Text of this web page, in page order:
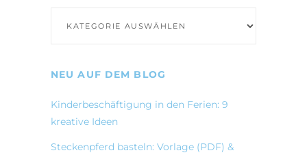
NEU AUF DEM BLOG
Kinderbeschäftigung in den Ferien: 9
kreative Ideen
Steckenpferd basteln: Vorlage (PDF) &